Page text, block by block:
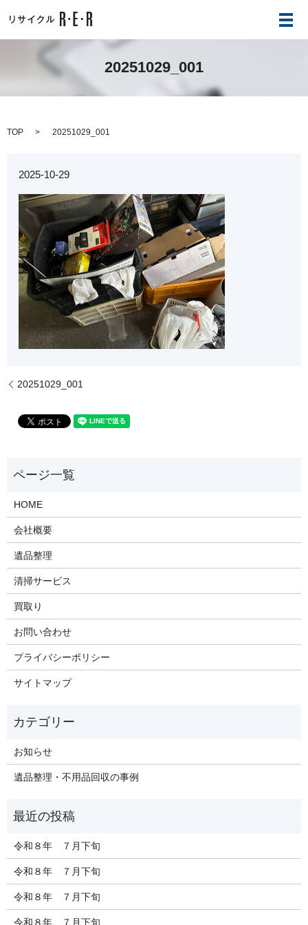
メ
20251029_001
TOP 20251029_001
2025-10-29
20251029_001
HOME
会社概要
遺品整理
清掃サービス
買取り
お問い合わせ
プライバシーポリシー
サイトマップ
お知らせ
遺品整理・不用品回収の事例
令和８年 ７月下旬
令和８年 ７月下旬
令和８年 ７月下旬
令和８年 ７月下旬